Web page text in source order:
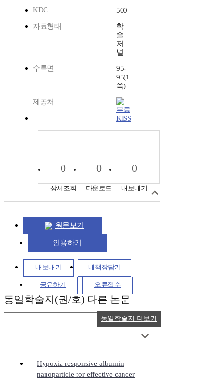
KDC
500
자료형태
학
술
저
널
수록면
95-
95(1
쪽)
제공처
KISS
0
상세조회
0
다운로드
0
내보내기
원문보기
인용하기
내보내기 내책장담기
공유하기 오류접수
동일학술지(권/호) 다른 논문
Hypoxia responsive albumin
nanoparticle for effective cancer
동일학술지 더보기